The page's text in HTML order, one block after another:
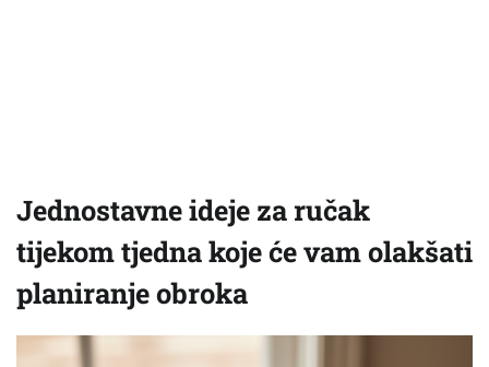
Jednostavne ideje za ručak
tijekom tjedna koje će vam olakšati
planiranje obroka